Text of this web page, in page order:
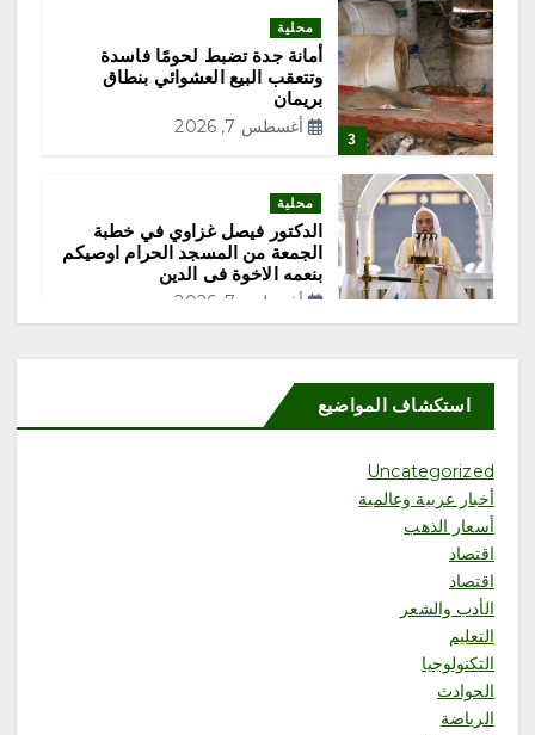
ل
م
ا
ل
ت
3
محلية
أمانة جدة تضبط لحومًا فاسدة
وتتعقب البيع العشوائي بنطاق
بريمان
أغسطس 7, 2026
محلية
الدكتور فيصل غزاوي في خطبة
الجمعة من المسجد الحرام اوصيكم
بنعمه الاخوة فى الدين
أغسطس 7, 2026
برعاية أمير الباحة وتشريف
السديس “بر بني حسن” تكرّم
استكشاف المواضيع
Uncategorized
أخبار عربية وعالمية
أسعار الذهب
اقتصاد
اقتصاد
الأدب والشعر
التعليم
التكنولوجيا
الحوادث
الرياضة